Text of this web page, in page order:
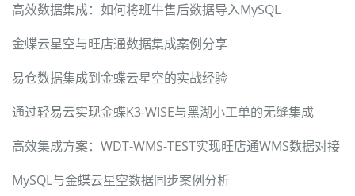
高效数据集成：如何将班牛售后数据导入MySQL
金蝶云星空与旺店通数据集成案例分享
易仓数据集成到金蝶云星空的实战经验
通过轻易云实现金蝶K3-WISE与黑湖小工单的无缝集成
高效集成方案：WDT-WMS-TEST实现旺店通WMS数据对接
MySQL与金蝶云星空数据同步案例分析